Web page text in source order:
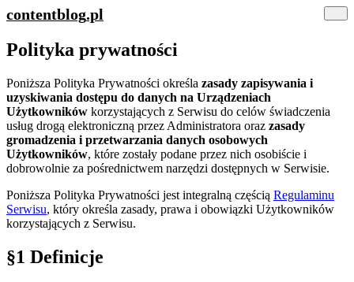
contentblog.pl
Polityka prywatności
Poniższa Polityka Prywatności określa zasady zapisywania i
uzyskiwania dostępu do danych na Urządzeniach
Użytkowników korzystających z Serwisu do celów świadczenia
usług drogą elektroniczną przez Administratora oraz zasady
gromadzenia i przetwarzania danych osobowych
Użytkowników, które zostały podane przez nich osobiście i
dobrowolnie za pośrednictwem narzędzi dostępnych w Serwisie.
Poniższa Polityka Prywatności jest integralną częścią Regulaminu
Serwisu, który określa zasady, prawa i obowiązki Użytkowników
korzystających z Serwisu.
§1 Definicje